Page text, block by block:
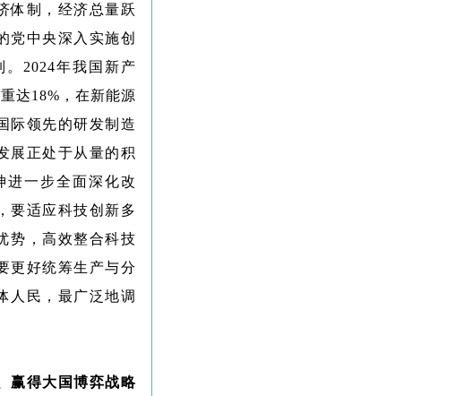
体制，经济总量跃
党中央深入实施创
2024年我国新产
达18%，在新能源
际领先的研发制造
展正处于从量的积
进一步全面深化改
要适应科技创新多
势，高效整合科技
更好统筹生产与分
人民，最广泛地调
赢得大国博弈战略